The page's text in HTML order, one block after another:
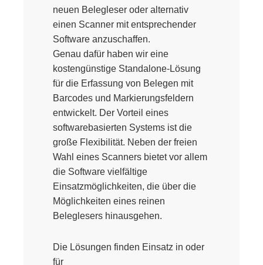
neuen Belegleser oder alternativ
einen Scanner mit entsprechender
Software anzuschaffen.
Genau dafür haben wir eine
kostengünstige Standalone-Lösung
für die Erfassung von Belegen mit
Barcodes und Markierungsfeldern
entwickelt. Der Vorteil eines
softwarebasierten Systems ist die
große Flexibilität. Neben der freien
Wahl eines Scanners bietet vor allem
die Software vielfältige
Einsatzmöglichkeiten, die über die
Möglichkeiten eines reinen
Beleglesers hinausgehen.
Die Lösungen finden Einsatz in oder
für